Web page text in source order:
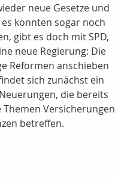
neue Gesetze und
könnten sogar noch
gibt es doch mit SPD,
neue Regierung: Die
Reformen anschieben
sich zunächst ein
die bereits
Versicherungen
betreffen.